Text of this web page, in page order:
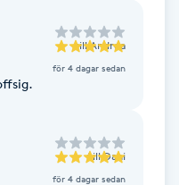
till Andrea
för 4 dagar sedan
till Dani
för 4 dagar sedan